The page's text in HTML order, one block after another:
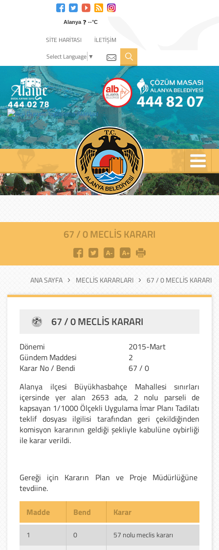
Alanya ❓ --°C
SİTE HARİTASI
İLETİŞİM
Select Language ▼
67 / 0 MECLIS KARARI
ANA SAYFA MECLIS KARARLARI 67 / 0 MECLIS KARARI
67 / 0 MECLIS KARARI
Dönemi
2015-Mart
Gündem Maddesi
2
Karar No / Bendi
67 / 0
Alanya ilçesi Büyükhasbahçe Mahallesi sınırları
içersinde yer alan 2653 ada, 2 nolu parseli de
kapsayan 1/1000 Ölçekli Uygulama İmar Planı Tadilatı
teklif dosyası ilgilisi tarafından geri çekildiğinden
komisyon kararının geldiği şekliyle kabulüne oybirliği
ile karar verildi.
Gereği için Kararın Plan ve Proje Müdürlüğüne
tevdiine.
Madde Bend Karar
1 0 57 nolu meclis kararı